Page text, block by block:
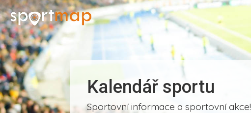
Kalendář sportu
Sportovní informace a sportovní akce!